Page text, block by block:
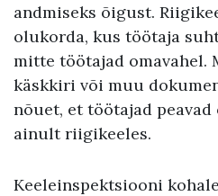
andmiseks õigust.
olukorda, kus töötaja
mitte töötajad omavahel.
käskkiri või muu
nõuet, et töötajad
ainult riigikeeles.
Keeleinspektsiooni